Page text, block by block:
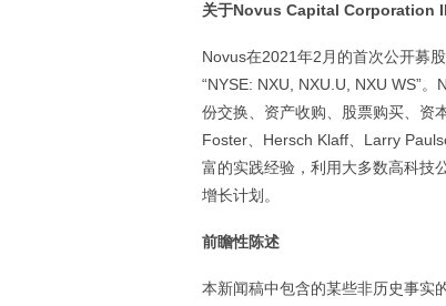
关于Novus Capital Corporation II
Novus在2021年2月的首次公开募
“NYSE: NXU, NXU.U, NXU WS”
份交换、资产收购、股票购买、资
Foster、Hersch Klaff、Larry
富的实践经验，利用大多数高科技
增长计划。
前瞻性陈述
本新闻稿中包含的某些非历史事实